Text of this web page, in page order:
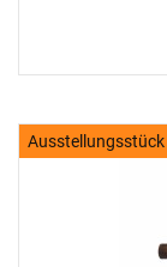
Ausstellungsstück